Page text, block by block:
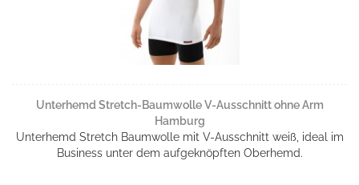
Unterhemd Stretch-Baumwolle V-Ausschnitt ohne Arm
Hamburg
Unterhemd Stretch Baumwolle mit V-Ausschnitt weiß, ideal im
Business unter dem aufgeknöpften Oberhemd.